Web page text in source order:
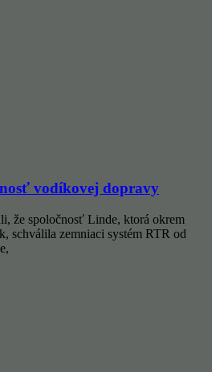
vodíkovej dopravy
že spoločnosť Linde, ktorá okrem
schválila zemniaci systém RTR od